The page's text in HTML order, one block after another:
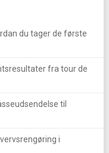
du tager de første
fra tour de
til
i